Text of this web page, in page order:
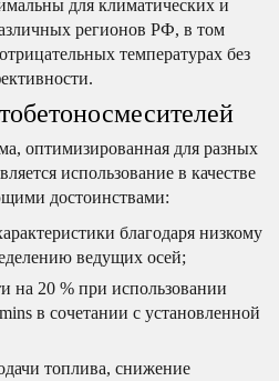
для климатических и
регионов РФ, в том
температурах без
оптимизированная для разных
использование в качестве
достоинствами:
благодаря низкому
ведущих осей;
на 20 % при использовании
в сочетании с установленной
топлива, снижение